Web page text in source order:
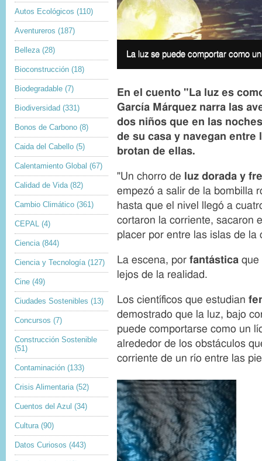
Autos Ecológicos (110)
Aventureros (187)
Belleza (28)
Bioconstrucción (18)
Biodegradable (7)
Biodiversidad (331)
Bonos de Carbono (8)
Caida del Cabello (5)
Calentamiento Global (67)
Calidad de Vida (82)
Cambio Climático (361)
CEPAL (4)
Ciencia (844)
Ciencia y Tecnología (127)
Cine (49)
Ciudades Sostenibles (13)
Concursos (7)
Construcción Sostenible
(51)
Contaminación (133)
Crisis Alimentaria (52)
Cuentos del Azul (34)
Cultura (90)
Datos Curiosos (443)
r
c
h
s
d
e
u
r
d
e
a
m
g
e
n
I
g
c
a
p
t
o
La luz se puede comportar como
En el cuento "La luz es
García Márquez narra las
dos niños que en las
de su casa y navegan entre
brotan de ellas.
"Un chorro de
luz dorada y
empezó a salir de la bombilla
hasta que el nivel llegó a
cortaron la corriente, sacaron
placer por entre las islas de la
La escena, por fantástica que
lejos de la realidad.
Los científicos que estudian
demostrado que la luz, bajo
puede comportarse como un
alrededor de los obstáculos
corriente de un río entre las